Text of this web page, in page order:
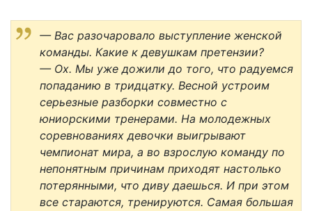
— Вас разочаровало выступление женской
команды. Какие к девушкам претензии?
— Ох. Мы уже дожили до того, что радуемся
попаданию в тридцатку. Весной устроим
серьезные разборки совместно с
юниорскими тренерами. На молодежных
соревнованиях девочки выигрывают
чемпионат мира, а во взрослую команду по
непонятным причинам приходят настолько
потерянными, что диву даешься. И при этом
все стараются, тренируются. Самая большая